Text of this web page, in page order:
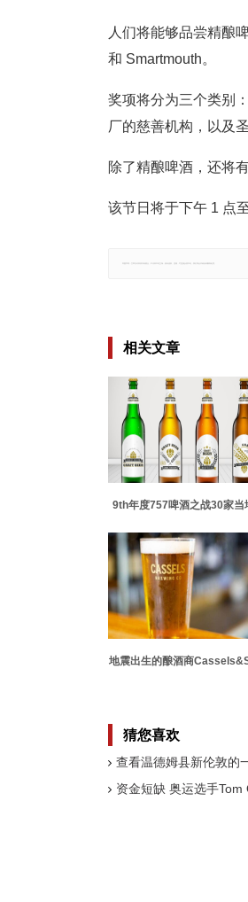
人们将能够品尝精酿
和 Smartmouth。
奖项将分为三个类别
厂的慈善机构，以及
除了精酿啤酒，还将
该节日将于下午 1 点
相关文章
9th年度757啤酒之战30家当
地震出生的酿酒商
猜您喜欢
查看温德姆县新伦敦的
资金短缺 奥运选手